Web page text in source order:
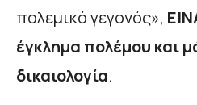
πολεμικό γεγονός»,
έγκλημα πολέμου και
δικαιολογία.